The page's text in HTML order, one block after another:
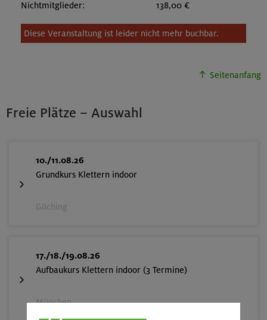
Nichtmitglieder:
138,00 €
Diese Veranstaltung ist leider nicht mehr buchbar.
Seitenanfang
Freie Plätze – Auswahl
10./11.08.26
Grundkurs Klettern indoor
Gilching
17./18./19.08.26
Aufbaukurs Klettern indoor (3 Termine)
München